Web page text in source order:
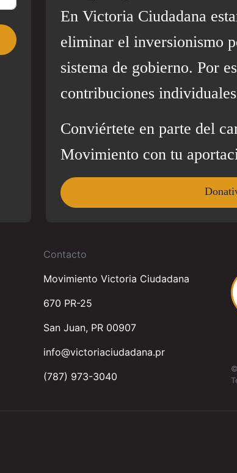
En Victoria Ciudadana
eliminar el inversionismo
sistema de gobierno. Por
contribuciones
Conviértete en parte del
Movimiento con tu
Contacto
Movimiento Victoria Ciudadana
670 PR-25
San Juan, PR 00907
info@victoriaciudadana.pr
(787) 973-3040